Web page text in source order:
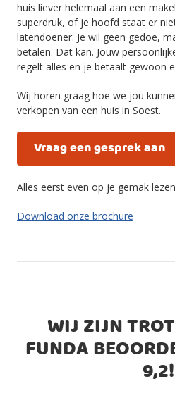
huis liever helemaal aan een
superdruk, of je hoofd staat er
latendoener. Je wil geen gedoe,
betalen. Dat kan. Jouw
regelt alles en je betaalt gewoon
Wij horen graag hoe we jou
verkopen van een huis in Soest.
Vraag een gesprek aan
Alles eerst even op je gemak
Download onze brochure
WIJ ZIJN
FUNDA
9,2!